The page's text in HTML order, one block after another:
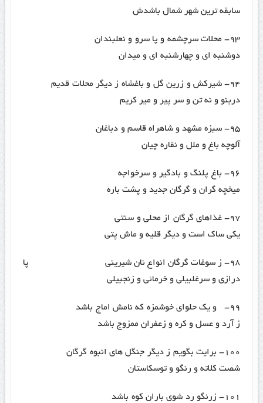
سابقه ترین شهر شمال باشدش
۹۳- محلات سرچشمه و پا سرو و نعلبندان
دوشنبه ای و چهارشنبه ای و میدان
۹۴- شیرکش و زرین گل و باغشاه ز دیگر محلات قدیم
دربنو و نه تن و سر پیر و میر کریم
۹۵- سبزه مشهد و شاهراه قاسم و دباغان
آلوچه باغ و ملل و نقاره چیان
۹۶- باغ پلنگ و بادگیر و سرخواجه
میخچه گران و گرگان جدید و پشت باره
۹۷- غذاهای گرگان از محلی و سنتی
یکی ساک است و دیگر قلیه و ماش پتی
۹۸- ز سوغات گرگان انواع نان شیرینی پا
درازی و سرغلبیلی و خرمائی و زنجبیلی
۹۹- و یک حلوای خوشمزه که نامش اماج باشد
ز آرد و عسل و کره و زعفران ممزوج باشد
۱۰۰- برایت بگویم ز دیگر جنگل های انبوه گرگان
شصت کلاته و رنگو و توسکاستان
۱۰۱- زرنگو رد شوی باران کوه باشد